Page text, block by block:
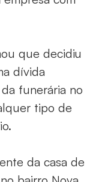
que decidiu
dívida
funerária no
tipo de
da casa de